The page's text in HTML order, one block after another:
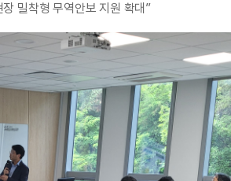
밀착형 무역안보 지원 확대”